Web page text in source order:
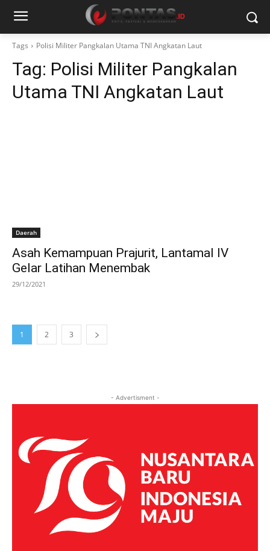
Tags Polisi Militer Pangkalan Utama TNI Angkatan Laut
Tag: Polisi Militer Pangkalan
Utama TNI Angkatan Laut
Daerah
Asah Kemampuan Prajurit, Lantamal lV
Gelar Latihan Menembak
29/12/2021
1 2 3
- Advertisment -